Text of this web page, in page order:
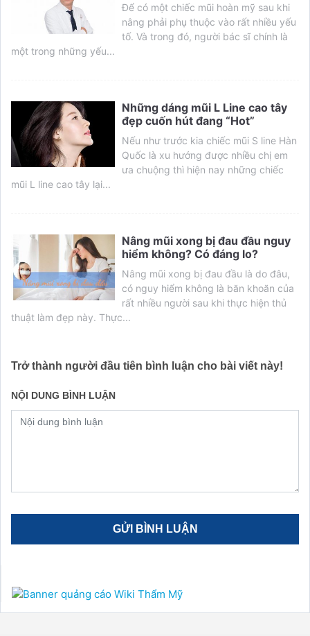
Để có một chiếc mũi hoàn mỹ sau khi
nâng phải phụ thuộc vào rất nhiều yếu
tố. Và trong đó, người bác sĩ chính là
một trong những yếu...
Những dáng mũi L Line cao tây
đẹp cuốn hút đang “Hot”
Nếu như trước kia chiếc mũi S line Hàn
Quốc là xu hướng được nhiều chị em
ưa chuộng thì hiện nay những chiếc
mũi L line cao tây lại...
Nâng mũi xong bị đau đầu nguy
hiểm không? Có đáng lo?
Nâng mũi xong bị đau đầu là do đâu,
có nguy hiểm không là băn khoăn của
rất nhiều người sau khi thực hiện thủ
thuật làm đẹp này. Thực...
Trở thành người đầu tiên bình luận cho bài viết này!
NỘI DUNG BÌNH LUẬN